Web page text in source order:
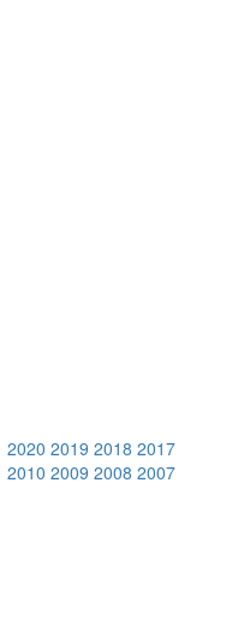
2020 2019 2018 2017
2010 2009 2008 2007